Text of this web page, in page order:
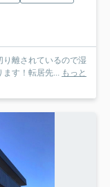
り離されているので湿
ます！転居先... もっと